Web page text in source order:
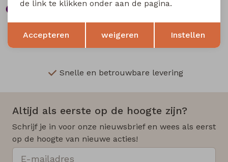
Snelle en betrouwbare levering
Altijd als eerste op de hoogte zijn?
Schrijf je in voor onze nieuwsbrief en wees als eerst
op de hoogte van nieuwe acties!
Terug Opslaan
de link te klikken onder aan de pagina.
Accepteren weigeren Instellen